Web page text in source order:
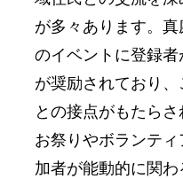
が多々あります。
のイベントに登録者
が奨励されており
との接点がもたら
お祭りやボランテ
加者が能動的に関